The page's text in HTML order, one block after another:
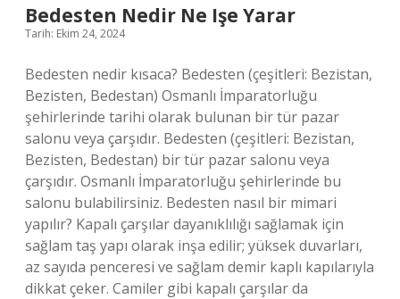
Bedesten Nedir Ne Işe Yarar
Tarih: Ekim 24, 2024
Bedesten nedir kısaca? Bedesten (çeşitleri: Bezistan,
Bezisten, Bedestan) Osmanlı İmparatorluğu
şehirlerinde tarihi olarak bulunan bir tür pazar
salonu veya çarşıdır. Bedesten (çeşitleri: Bezistan,
Bezisten, Bedestan) bir tür pazar salonu veya
çarşıdır. Osmanlı İmparatorluğu şehirlerinde bu
salonu bulabilirsiniz. Bedesten nasıl bir mimari
yapılır? Kapalı çarşılar dayanıklılığı sağlamak için
sağlam taş yapı olarak inşa edilir; yüksek duvarları,
az sayıda penceresi ve sağlam demir kaplı kapılarıyla
dikkat çeker. Camiler gibi kapalı çarşılar da